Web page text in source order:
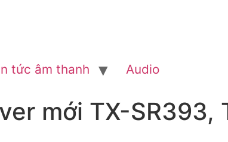
tức âm thanh Audio
mới TX-SR393,